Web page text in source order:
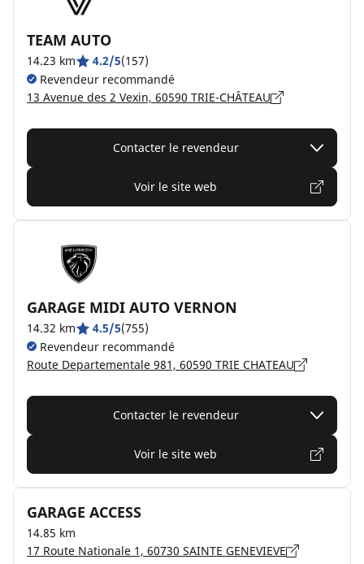
TEAM AUTO
14.23 km 4.2/5(157)
Revendeur recommandé
13 Avenue des 2 Vexin, 60590 TRIE-CHÂTEAU
Contacter le revendeur
Voir le site web
GARAGE MIDI AUTO VERNON
14.32 km 4.5/5(755)
Revendeur recommandé
Route Departementale 981, 60590 TRIE CHATEAU
Contacter le revendeur
Voir le site web
GARAGE ACCESS
14.85 km
17 Route Nationale 1, 60730 SAINTE GENEVIEVE